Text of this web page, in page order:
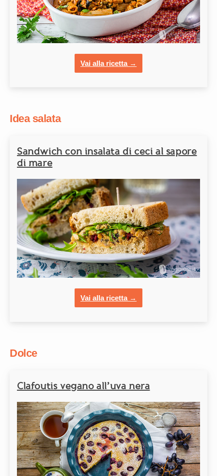
Vai alla ricetta →
Idea salata
Sandwich con insalata di ceci al sapore
di mare
Vai alla ricetta →
Dolce
Clafoutis vegano all’uva nera